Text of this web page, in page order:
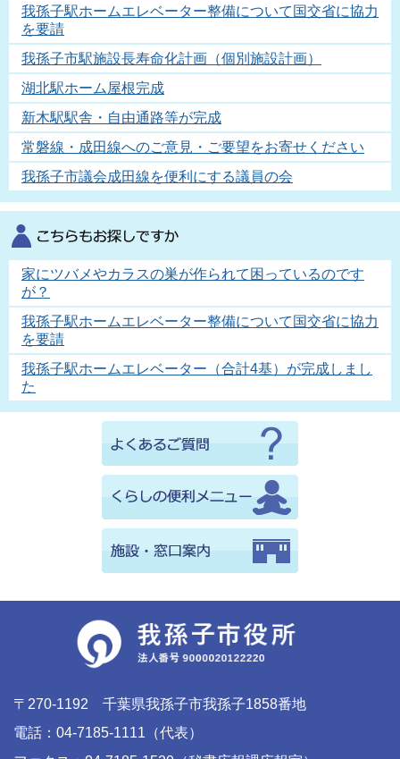
我孫子駅ホームエレベーター整備について国交省に協力
を要請
我孫子市駅施設長寿命化計画（個別施設計画）
湖北駅ホーム屋根完成
新木駅駅舎・自由通路等が完成
常磐線・成田線へのご意見・ご要望をお寄せください
我孫子市議会成田線を便利にする議員の会
家にツバメやカラスの巣が作られて困っているのです
が？
我孫子駅ホームエレベーター整備について国交省に協力
を要請
我孫子駅ホームエレベーター（合計4基）が完成しまし
た
〒270-1192 千葉県我孫子市我孫子1858番地
電話：04-7185-1111（代表）